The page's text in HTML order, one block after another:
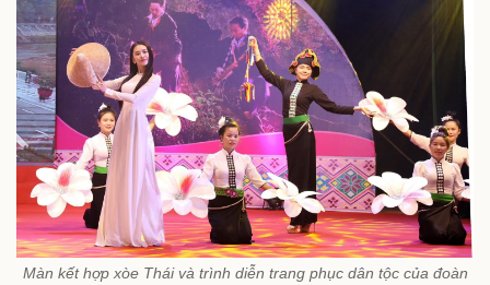
Màn kết hợp xòe Thái và trình diễn trang phục dân tộc của đoàn